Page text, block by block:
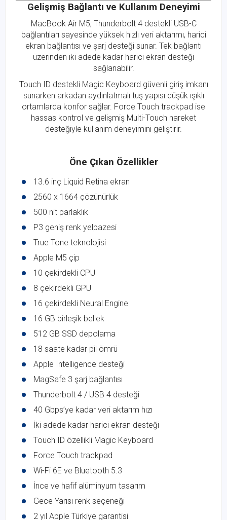
Gelişmiş Bağlantı ve Kullanım Deneyimi
MacBook Air M5; Thunderbolt 4 destekli USB-C
bağlantıları sayesinde yüksek hızlı veri aktarımı, harici
ekran bağlantısı ve şarj desteği sunar. Tek bağlantı
üzerinden iki adede kadar harici ekran desteği
sağlanabilir.
Touch ID destekli Magic Keyboard güvenli giriş imkanı
sunarken arkadan aydınlatmalı tuş yapısı düşük ışıklı
ortamlarda konfor sağlar. Force Touch trackpad ise
hassas kontrol ve gelişmiş Multi-Touch hareket
desteğiyle kullanım deneyimini geliştirir.
Öne Çıkan Özellikler
13.6 inç Liquid Retina ekran
2560 x 1664 çözünürlük
500 nit parlaklık
P3 geniş renk yelpazesi
True Tone teknolojisi
Apple M5 çip
10 çekirdekli CPU
8 çekirdekli GPU
16 çekirdekli Neural Engine
16 GB birleşik bellek
512 GB SSD depolama
18 saate kadar pil ömrü
Apple Intelligence desteği
MagSafe 3 şarj bağlantısı
Thunderbolt 4 / USB 4 desteği
40 Gbps’ye kadar veri aktarım hızı
İki adede kadar harici ekran desteği
Touch ID özellikli Magic Keyboard
Force Touch trackpad
Wi-Fi 6E ve Bluetooth 5.3
İnce ve hafif alüminyum tasarım
Gece Yarısı renk seçeneği
2 yıl Apple Türkiye garantisi